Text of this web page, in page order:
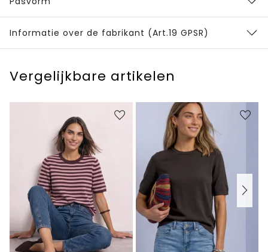
Informatie over de fabrikant (Art.19 GPSR)
Vergelijkbare artikelen